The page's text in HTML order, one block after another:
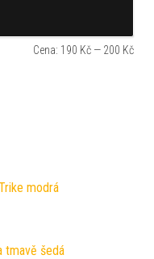
Cena: 190 Kč — 200 Kč
modrá
tmavě šedá